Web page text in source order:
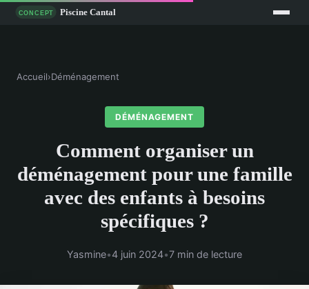
Accueil›Déménagement
DÉMÉNAGEMENT
Comment organiser un
déménagement pour une famille
avec des enfants à besoins
spécifiques ?
Yasmine•4 juin 2024•7 min de lecture